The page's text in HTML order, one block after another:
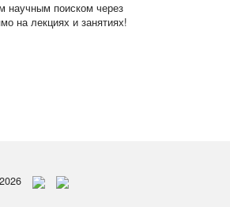
научным поиском через
на лекциях и занятиях!